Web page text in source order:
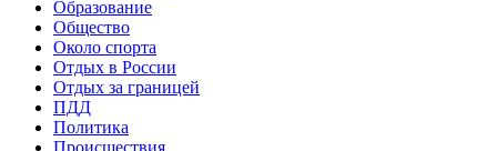
Образование
Общество
Около спорта
Отдых в России
Отдых за границей
ПДД
Политика
Происшествия